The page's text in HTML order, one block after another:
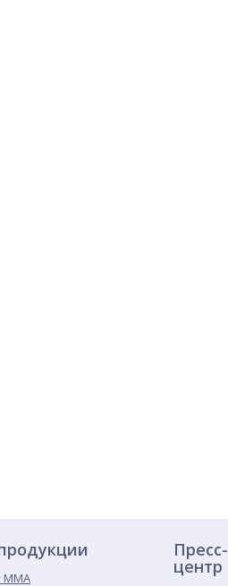
ММА
Пресс-
центр